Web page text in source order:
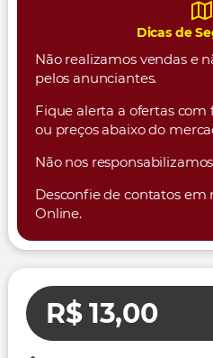
Dicas de
Não realizamos vendas e
pelos anunciantes.
Fique alerta a ofertas com
ou preços abaixo do
Não nos
Desconfie de contatos
Online.
R$ 13,00